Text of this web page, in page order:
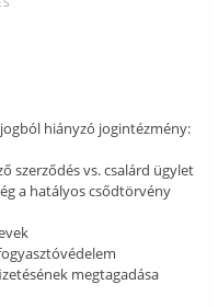
hiányzó jogintézmény:
szerződés vs. csalárd ügylet
a hatályos csődtörvény
megtagadása